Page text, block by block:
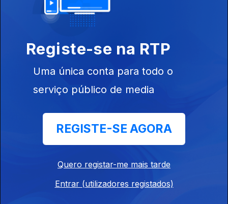
Registe-se na RTP
Uma única conta para todo o
serviço público de media
REGISTE-SE AGORA
Quero registar-me mais tarde
Entrar (utilizadores registados)